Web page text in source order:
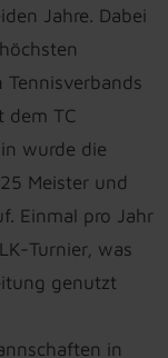
Jahre. Dabei
Tennisverbands
dem TC
wurde die
Meister und
Einmal pro Jahr
Turnier, was
genutzt
in